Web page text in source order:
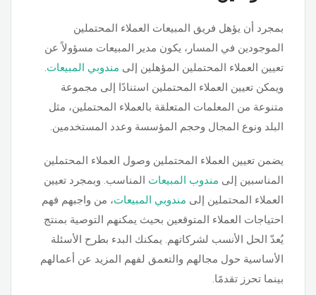
بمجرد أن يؤهل فريق المبيعات العملاء المحتملين
الموجودين في المسار، يكون مدير المبيعات مسؤولاً عن
تعيين العملاء المحتملين المؤهلين إلى مندوبي المبيعات.
ويمكن تعيين العملاء المحتملين استنادًا إلى مجموعة
متنوعة من المعلمات المتعلقة بالعملاء المحتملين، مثل
البلد ونوع المجال وحجم المؤسسة وعدد المستخدمين.
يضمن تعيين العملاء المحتملين وصول العملاء المحتملين
المناسبين إلى مندوب المبيعات المناسب. وبمجرد تعيين
العملاء المحتملين إلى مندوبي المبيعات، من واجبهم فهم
احتياجات العملاء المتوقعين بحيث يمكنهم التوصية بمنتج
يُعدّ الحل الأنسب لشركاتهم. يمكنك البدء بطرح الأسئلة
الأساسية حول مجالهم والتعمق لفهم المزيد عن أعمالهم
بينما تحرز تقدمًا.